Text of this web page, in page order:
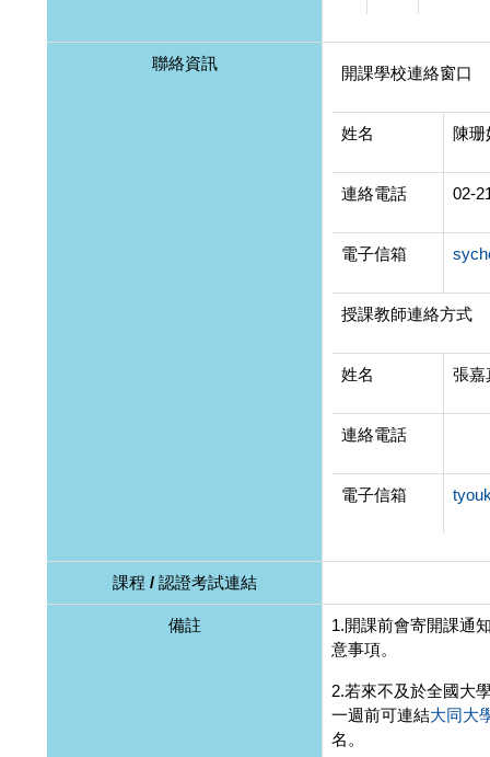
聯絡資訊
開課學校連絡窗口
姓名 陳珊
連絡電話 02-
電子信箱
授課教師連絡方式
姓名 張嘉
連絡電話
電子信箱
課程 / 認證考試連結
備註
1.開課前會寄開課通
意事項。
2.若來不及於全國大
一週前可連結大同大
名。